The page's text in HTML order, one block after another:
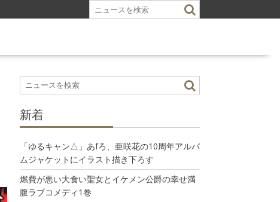
新着
「ゆるキャン△」あfろ、亜咲花の10周年アルバ
ムジャケットにイラスト描き下ろす
燃費が悪い大食い聖女とイケメン公爵の幸せ満
腹ラブコメディ1巻